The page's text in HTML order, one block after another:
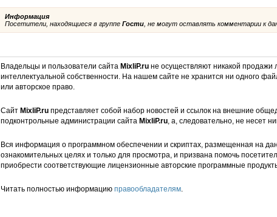
Информация
Посетители, находящиеся в группе Гости, не могут оставлять комментарии к
Владельцы и пользователи сайта MixliP.ruне осуществляют никакой продажи
интеллектуальной собственности. На нашем сайте не хранится ни одного
или авторское право.
Сайт MixliP.ruпредставляет собой набор новостей и ссылок на внешние
подконтрольные администрации сайта MixliP.ru, а, следовательно, не несет
Вся информация о программном обеспечении и скриптах, размещенная на
ознакомительных целях и только для просмотра, и призвана помочь
приобрести соответствующие лицензионные авторские программные
Читать полностью информацию правообладателям.